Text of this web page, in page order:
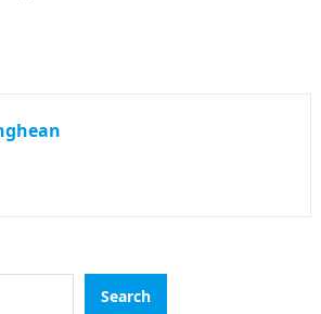
Search